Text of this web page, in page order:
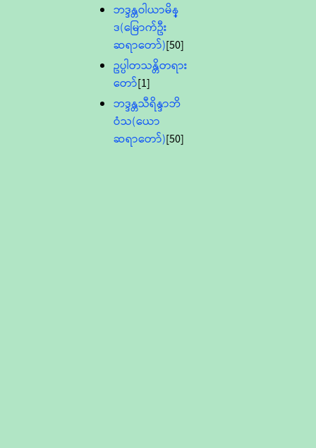
ဘဒ္ဒန္တဝါယာမိန္
ဒ(မြောက်ဦး
ဆရာတော်)[50]
ဥပ္ပါတသန္တိတရား
တော်[1]
ဘဒ္ဒန္တသီရိန္ဒာဘိ
ဝံသ(ယော
ဆရာတော်)[50]